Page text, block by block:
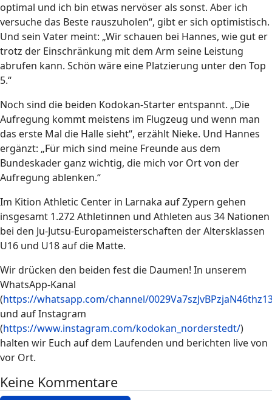
optimal und ich bin etwas nervöser als sonst. Aber ich
versuche das Beste rauszuholen“, gibt er sich optimistisch.
Und sein Vater meint: „Wir schauen bei Hannes, wie gut er
trotz der Einschränkung mit dem Arm seine Leistung
abrufen kann. Schön wäre eine Platzierung unter den Top
5.“
Noch sind die beiden Kodokan-Starter entspannt. „Die
Aufregung kommt meistens im Flugzeug und wenn man
das erste Mal die Halle sieht“, erzählt Nieke. Und Hannes
ergänzt: „Für mich sind meine Freunde aus dem
Bundeskader ganz wichtig, die mich vor Ort von der
Aufregung ablenken.“
Im Kition Athletic Center in Larnaka auf Zypern gehen
insgesamt 1.272 Athletinnen und Athleten aus 34 Nationen
bei den Ju-Jutsu-Europameisterschaften der Altersklassen
U16 und U18 auf die Matte.
Wir drücken den beiden fest die Daumen! In unserem
WhatsApp-Kanal
(https://whatsapp.com/channel/
und auf Instagram
(https://www.instagram.com/kodokan_norderstedt/)
halten wir Euch auf dem Laufenden und berichten live von
vor Ort.
Keine Kommentare